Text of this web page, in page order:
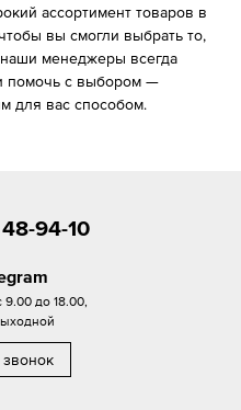
ассортимент товаров в
вы смогли выбрать то,
менеджеры всегда
помочь с выбором —
для вас способом.
94-10
9.00 до 18.00,
звонок